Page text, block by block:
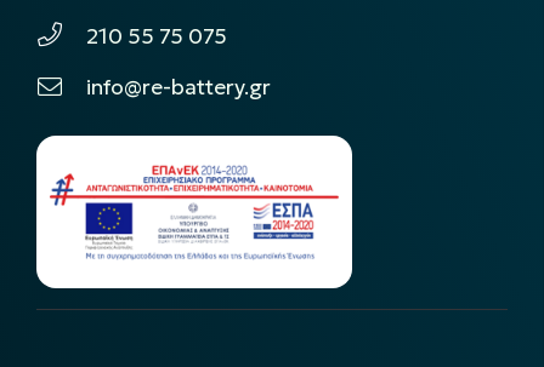
210 55 75 075
info@re-battery.gr